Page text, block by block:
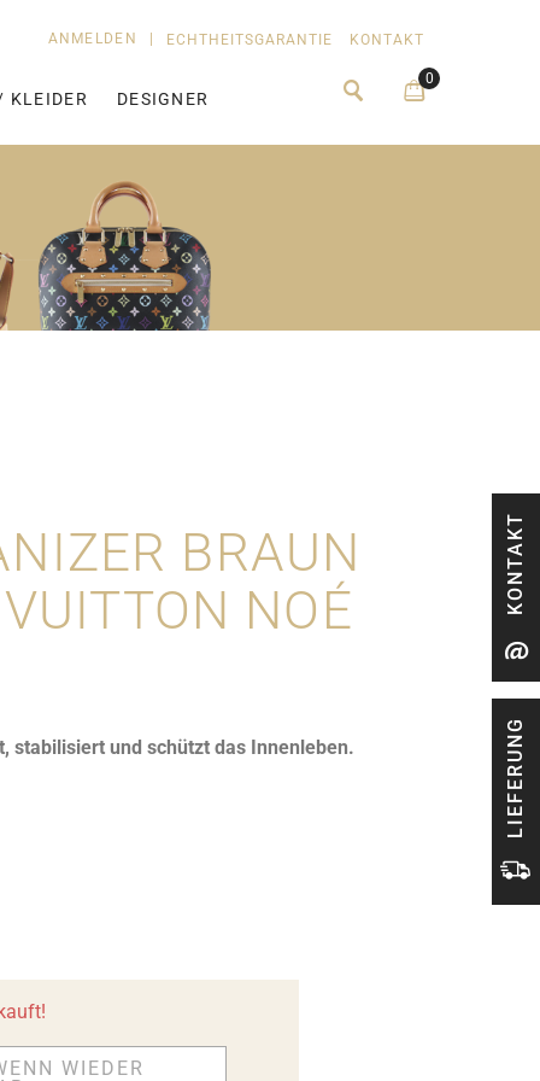
KLEIDER DESIGNER
ANMELDEN ECHTHEITSGARANTIE KONTAKT
0
LIEFERUNG
KONTAKT
BRAUN
NOÉ
stabilisiert und schützt das Innenleben.
WIEDER